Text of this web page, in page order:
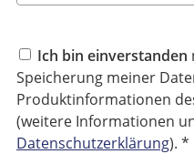
Ich bin einverstanden
Speicherung meiner
Produktinformationen
(weitere Informationen
Datenschutzerklärung). *